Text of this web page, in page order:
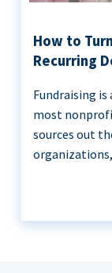
How to
Recurring
Fundraising
most
sources out